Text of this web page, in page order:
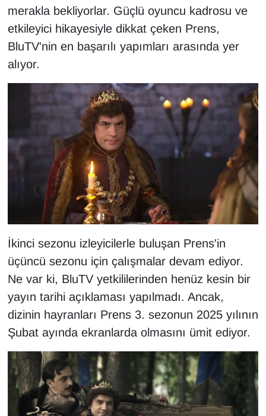
merakla bekliyorlar. Güçlü oyuncu kadrosu ve
etkileyici hikayesiyle dikkat çeken Prens,
BluTV'nin en başarılı yapımları arasında yer
alıyor.
İkinci sezonu izleyicilerle buluşan Prens'in
üçüncü sezonu için çalışmalar devam ediyor.
Ne var ki, BluTV yetkililerinden henüz kesin bir
yayın tarihi açıklaması yapılmadı. Ancak,
dizinin hayranları Prens 3. sezonun 2025 yılının
Şubat ayında ekranlarda olmasını ümit ediyor.
Kadın
Kamu Alımları
Kim Kimdir?
Kültür & Sanat
KURDÎ
MAGAZİN
MEDYA
ONE EKONOMİ
Resmi İlanlar
RÖPORTAJ
SAĞLIK
Seri İlan
Sinema - TV